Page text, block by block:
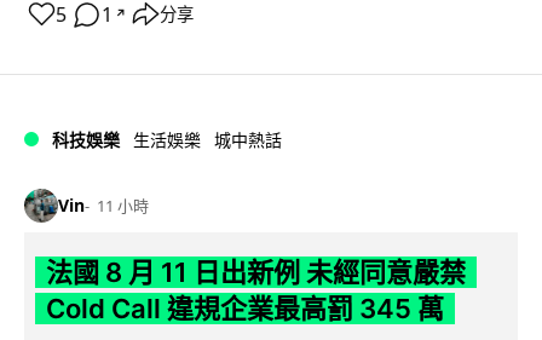
5 1 ↗ 分享
科技娛樂 生活娛樂 城中熱話
Vin 11 小時
法國 8 月 11 日出新例 未經同意嚴禁
Cold Call 違規企業最高罰 345 萬